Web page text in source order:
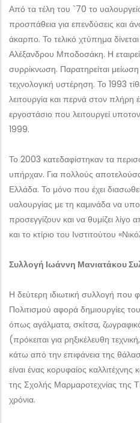
Από τα τέλη του `70 το
προσπάθεια για επενδύσεις και
άκαρπο. Το τελικό χτύπημα
Αλέξανδρου Μποδοσάκη. Η
συρρίκνωση. Παρατηρείται
τεχνολογική υστέρηση. Το 1993
λειτουργία και περνά στον πλήρη
εργοστάσιο που λειτουργεί
1999.
Το 2003 κατεδαφίστηκαν τα
υπήρχαν. Για πολλούς
Ελλάδα. Το μόνο που έχει
υαλουργίας με τη καμινάδα να
προσεγγίζουν και να θυμίζει λίγο
και το κτίριο του Ινστιτούτου
Συλλογή Ιωάννη Μανιατάκου
Η δεύτερη ιδιωτική συλλογή που
Πολιτισμού αφορά δημιουργίες
όπως αγάλματα, σκίτσα,
(πρόκειται για ρηξικέλευθη
κάτω από την επιφάνεια της
είναι ένας κορυφαίος καλλιτέχνης
της Σχολής Μαρμαροτεχνίας της
χρόνια.